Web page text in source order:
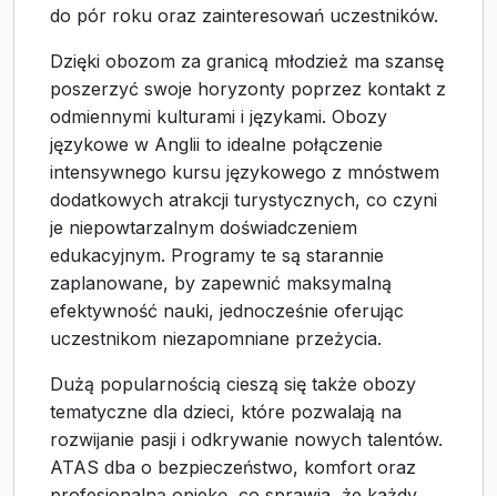
do pór roku oraz zainteresowań uczestników.
Dzięki obozom za granicą młodzież ma szansę
poszerzyć swoje horyzonty poprzez kontakt z
odmiennymi kulturami i językami. Obozy
językowe w Anglii to idealne połączenie
intensywnego kursu językowego z mnóstwem
dodatkowych atrakcji turystycznych, co czyni
je niepowtarzalnym doświadczeniem
edukacyjnym. Programy te są starannie
zaplanowane, by zapewnić maksymalną
efektywność nauki, jednocześnie oferując
uczestnikom niezapomniane przeżycia.
Dużą popularnością cieszą się także obozy
tematyczne dla dzieci, które pozwalają na
rozwijanie pasji i odkrywanie nowych talentów.
ATAS dba o bezpieczeństwo, komfort oraz